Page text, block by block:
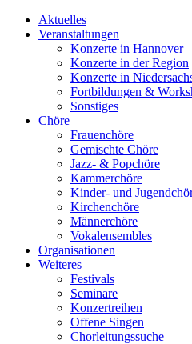
Aktuelles
Veranstaltungen
Konzerte in Hannover
Konzerte in der Region
Konzerte in
Fortbildungen &
Sonstiges
Chöre
Frauenchöre
Gemischte Chöre
Jazz- & Popchöre
Kammerchöre
Kinder- und
Kirchenchöre
Männerchöre
Vokalensembles
Organisationen
Weiteres
Festivals
Seminare
Konzertreihen
Offene Singen
Chorleitungssuche